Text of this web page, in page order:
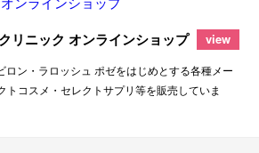
リニック オンラインショップ view
ロン・ラロッシュ ポゼをはじめとする各種メー
トコスメ・セレクトサプリ等を販売していま